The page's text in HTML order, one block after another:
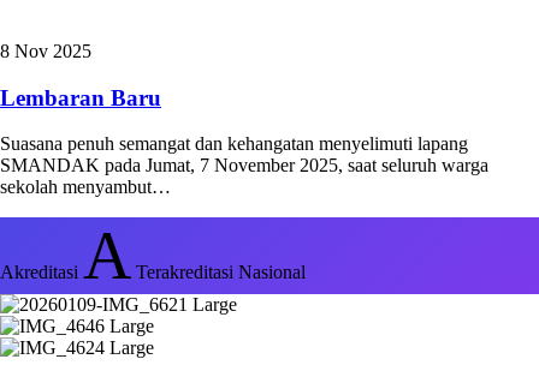
8 Nov 2025
Lembaran Baru
Suasana penuh semangat dan kehangatan menyelimuti lapang
SMANDAK pada Jumat, 7 November 2025, saat seluruh warga
sekolah menyambut…
Akreditasi A Terakreditasi Nasional